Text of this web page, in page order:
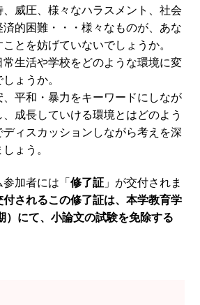
威圧、様々なハラスメント、社会
的困難・・・様々なものが、あな
とを妨げていないでしょうか。
生活や学校をどのような環境に変
ょうか。
平和・暴力をキーワードにしなが
成長していける環境とはどのよう
ィスカッションしながら考えを深
ょう。
参加者には「修了証 」が交付されま
付されるこの修了証は、本学教育学
）にて、小論文の試験を免除する